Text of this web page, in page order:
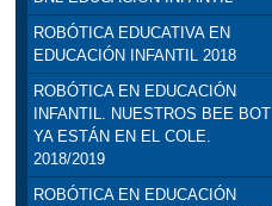
ROBÓTICA EDUCATIVA EN
EDUCACIÓN INFANTIL 2018
ROBÓTICA EN EDUCACIÓN
INFANTIL. NUESTROS BEE BOT
YA ESTÁN EN EL COLE.
2018/2019
ROBÓTICA EN EDUCACIÓN